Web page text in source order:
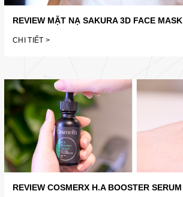
REVIEW MẶT NẠ SAKURA 3D FACE MASK
CHI TIẾT >
REVIEW COSMERX H.A BOOSTER SERUM